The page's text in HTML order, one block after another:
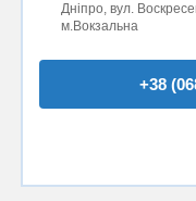
Дніпро, вул.
м.Вокзальна
+38